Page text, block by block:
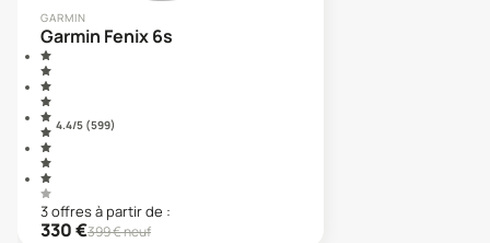
GARMIN
Garmin Fenix 6s
4.4/5 (599)
3offresà partir de :
330€399€ neuf